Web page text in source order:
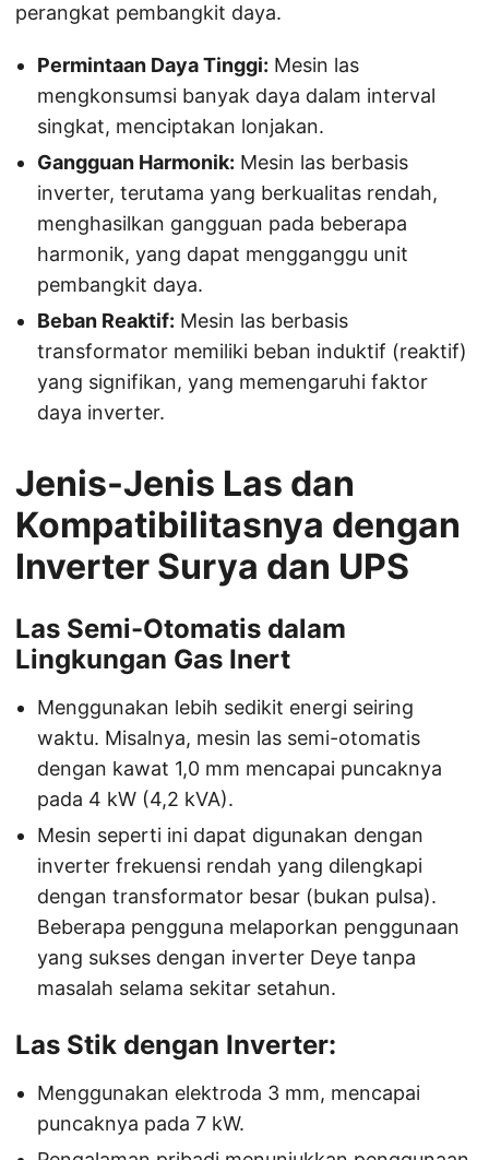
perangkat pembangkit daya.
Permintaan Daya Tinggi: Mesin las
mengkonsumsi banyak daya dalam interval
singkat, menciptakan lonjakan.
Gangguan Harmonik: Mesin las berbasis
inverter, terutama yang berkualitas rendah,
menghasilkan gangguan pada beberapa
harmonik, yang dapat mengganggu unit
pembangkit daya.
Beban Reaktif: Mesin las berbasis
transformator memiliki beban induktif (reaktif)
yang signifikan, yang memengaruhi faktor
daya inverter.
Jenis-Jenis Las dan
Kompatibilitasnya dengan
Inverter Surya dan UPS
Las Semi-Otomatis dalam
Lingkungan Gas Inert
Menggunakan lebih sedikit energi seiring
waktu. Misalnya, mesin las semi-otomatis
dengan kawat 1,0 mm mencapai puncaknya
pada 4 kW (4,2 kVA).
Mesin seperti ini dapat digunakan dengan
inverter frekuensi rendah yang dilengkapi
dengan transformator besar (bukan pulsa).
Beberapa pengguna melaporkan penggunaan
yang sukses dengan inverter Deye tanpa
masalah selama sekitar setahun.
Las Stik dengan Inverter:
Menggunakan elektroda 3 mm, mencapai
puncaknya pada 7 kW.